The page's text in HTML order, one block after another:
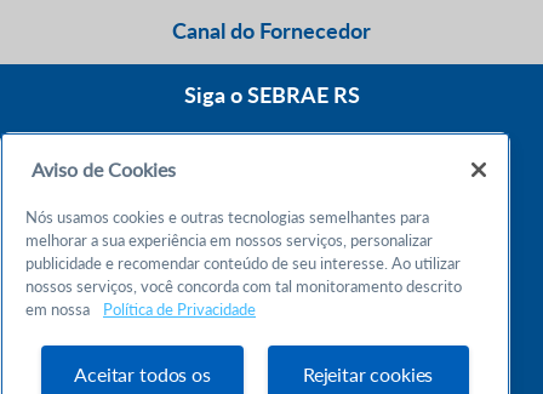
Canal do Fornecedor
Siga o SEBRAE RS
Atendimento 24h
Chame no WhatsApp
Atendimento das 9h às 18h
Aviso de Cookies
Nós usamos cookies e outras tecnologias semelhantes para
melhorar a sua experiência em nossos serviços, personalizar
publicidade e recomendar conteúdo de seu interesse. Ao utilizar
nossos serviços, você concorda com tal monitoramento descrito
em nossa
Política de Privacidade
Aceitar todos os
Rejeitar cookies